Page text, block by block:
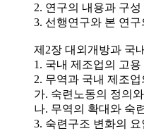
2. 연구의 내용과 구성
3. 선행연구와 본 연구
제2장 대외개방과 국
1. 국내 제조업의 고
2. 무역과 국내 제조
가. 숙련노동의 정의
나. 무역의 확대와 숙
3. 숙련구조 변화의 요